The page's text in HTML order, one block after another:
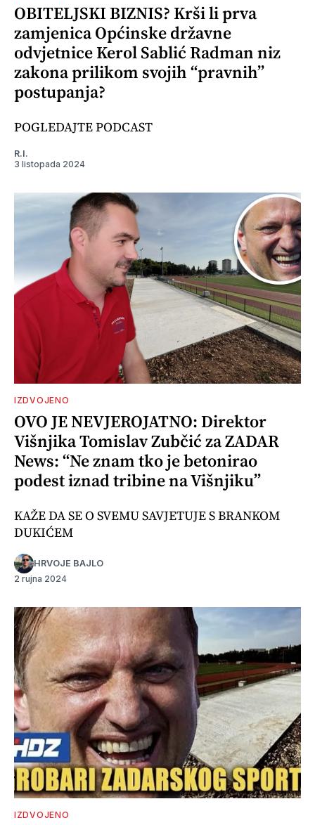
OBITELJSKI BIZNIS? Krši li prva
zamjenica Općinske državne
odvjetnice Kerol Sablić Radman niz
zakona prilikom svojih “pravnih”
postupanja?
POGLEDAJTE PODCAST
R.I.
3 listopada 2024
IZDVOJENO
OVO JE NEVJEROJATNO: Direktor
Višnjika Tomislav Zubčić za ZADAR
News: “Ne znam tko je betonirao
podest iznad tribine na Višnjiku”
KAŽE DA SE O SVEMU SAVJETUJE S BRANKOM
DUKIĆEM
HRVOJE BAJLO
2 rujna 2024
IZDVOJENO